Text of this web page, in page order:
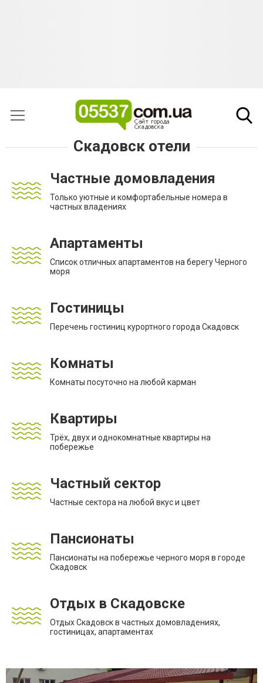
Скадовск отели
Частные домовладения
Только уютные и комфортабельные номера в
частных владениях
Апартаменты
Список отличных апартаментов на берегу Черного
моря
Гостиницы
Перечень гостиниц курортного города Скадовск
Комнаты
Комнаты посуточно на любой карман
Квартиры
Трёх, двух и однокомнатные квартиры на
побережье
Частный сектор
Частные сектора на любой вкус и цвет
Пансионаты
Пансионаты на побережье черного моря в городе
Скадовск
Отдых в Скадовске
Отдых Скадовск в частных домовладениях,
гостиницах, апартаментах